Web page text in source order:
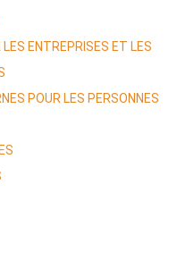
ENTREPRISES ET LES
POUR LES PERSONNES